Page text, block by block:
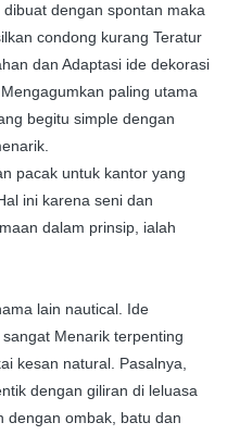
dengan spontan maka
condong kurang Teratur
dan Adaptasi ide dekorasi
paling utama
begitu simple dengan
pacak untuk kantor yang
ini karena seni dan
dalam prinsip, ialah
lain nautical. Ide
Menarik terpenting
kesan natural. Pasalnya,
dengan giliran di leluasa
dengan ombak, batu dan